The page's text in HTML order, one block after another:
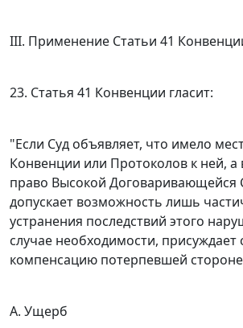
III. Применение Статьи 41
23. Статья 41 Конвенции гласит:
"Если Суд объявляет, что имело
Конвенции или Протоколов к ней, а
право Высокой Договаривающейся
допускает возможность лишь
устранения последствий этого
случае необходимости, присуждает
компенсацию потерпевшей
А. Ущерб